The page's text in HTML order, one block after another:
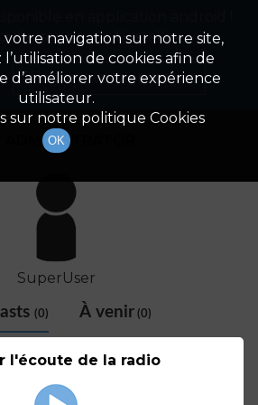
ADMINISTRATOR
SuperUser
(0) À venir(0)
élément disponible
d'utilisation
navigation sur notre site,
de cookies afin de
d’améliorer votre expérience
utilisateur.
sur notre politique Cookies
OK
dessous pour l'installer.
Télécharger l'application
l'écoute de la radio